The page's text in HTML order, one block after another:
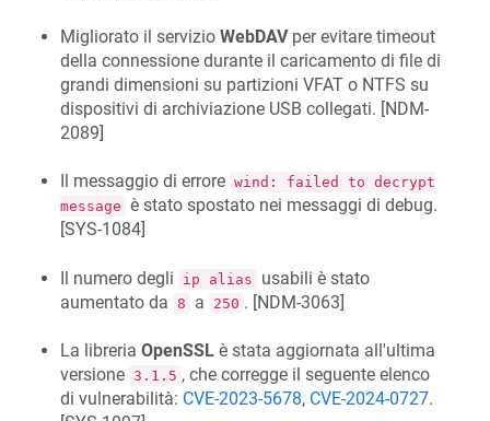
Migliorato il servizio WebDAVper evitare timeout
della connessione durante il caricamento di file di
grandi dimensioni su partizioni VFAT o NTFS su
dispositivi di archiviazione USB collegati. [NDM-
2089]
Il messaggio di errore wind: failed to decrypt
message è stato spostato nei messaggi di debug.
[SYS-1084]
Il numero degli ip alias
usabili è stato
aumentato da 8 a 250 . [NDM-3063]
La libreria OpenSSL è stata aggiornata all'ultima
versione 3.1.5 , che corregge il seguente elenco
di vulnerabilità: CVE-2023-5678, CVE-2024-0727.